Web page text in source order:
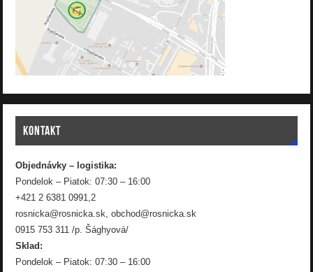
KONTAKT
Objednávky – logistika:
Pondelok – Piatok: 07:30 – 16:00
+421 2 6381 0991,2
rosnicka@rosnicka.sk, obchod@rosnicka.sk
0915 753 311 /p. Šághyová/
Sklad:
Pondelok – Piatok: 07:30 – 16:00